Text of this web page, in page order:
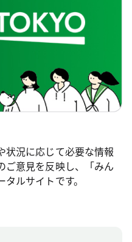
状況に応じて必要な情報
ご意見を反映し、「みん
ルサイトです。